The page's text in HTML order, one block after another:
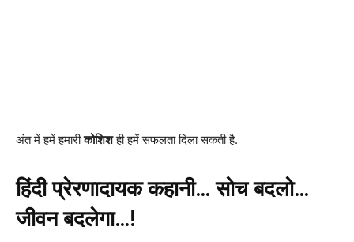
अंत में हमें हमारीकोशिशही हमें सफलता दिला सकती है.
हिंदी प्रेरणादायक कहानी… सोच बदलो…
जीवन बदलेगा…!